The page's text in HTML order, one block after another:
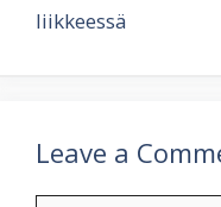
liikkeessä
Leave a